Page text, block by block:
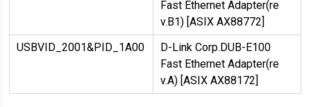
Fast Ethernet Adapter(re
v.B1) [ASIX AX88772]
USBVID_2001&PID_1A00
D-Link Corp.DUB-E100
Fast Ethernet Adapter(re
v.A) [ASIX AX88172]